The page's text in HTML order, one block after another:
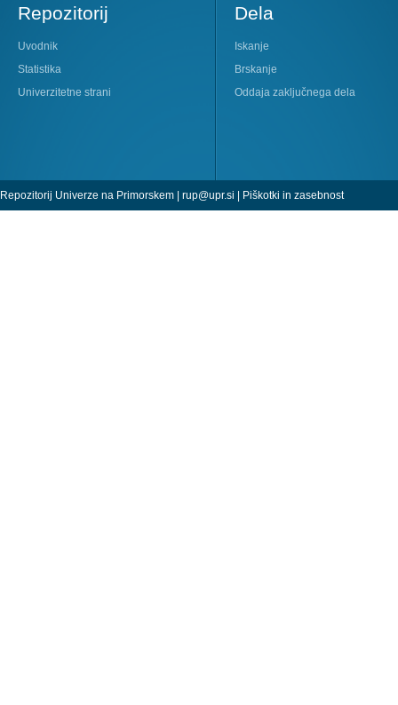
Repozitorij
Uvodnik
Statistika
Univerzitetne strani
Dela
Iskanje
Brskanje
Oddaja zaključnega dela
Repozitorij Univerze na Primorskem | rup@upr.si | Piškotki in zasebnost